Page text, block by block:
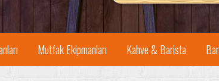
Mutfak Ekipmanları Kahve & Barista